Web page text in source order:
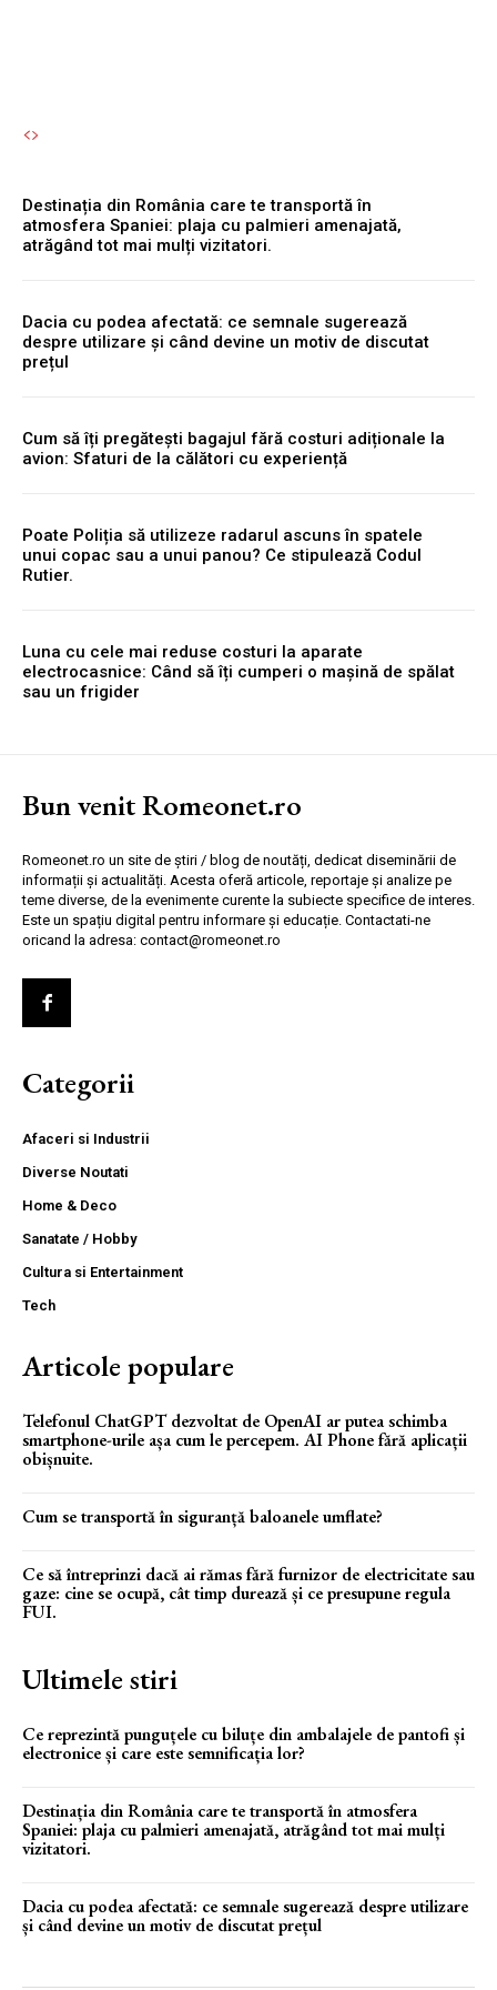
Destinația din România care te transportă în
atmosfera Spaniei: plaja cu palmieri amenajată,
atrăgând tot mai mulți vizitatori.
Dacia cu podea afectată: ce semnale sugerează
despre utilizare și când devine un motiv de discutat
prețul
Cum să îți pregătești bagajul fără costuri adiționale la
avion: Sfaturi de la călători cu experiență
Poate Poliția să utilizeze radarul ascuns în spatele
unui copac sau a unui panou? Ce stipulează Codul
Rutier.
Luna cu cele mai reduse costuri la aparate
electrocasnice: Când să îți cumperi o mașină de spălat
sau un frigider
Bun venit Romeonet.ro
Romeonet.ro un site de știri / blog de noutăți, dedicat diseminării de
informații și actualități. Acesta oferă articole, reportaje și analize pe
teme diverse, de la evenimente curente la subiecte specifice de interes.
Este un spațiu digital pentru informare și educație. Contactati-ne
oricand la adresa: contact@romeonet.ro
Categorii
Afaceri si Industrii
Diverse Noutati
Home & Deco
Sanatate / Hobby
Cultura si Entertainment
Tech
Articole populare
Telefonul ChatGPT dezvoltat de OpenAI ar putea schimba
smartphone-urile așa cum le percepem. AI Phone fără aplicații
obișnuite.
Cum se transportă în siguranță baloanele umflate?
Ce să întreprinzi dacă ai rămas fără furnizor de electricitate sau
gaze: cine se ocupă, cât timp durează și ce presupune regula
FUI.
Ultimele stiri
Ce reprezintă punguțele cu biluțe din ambalajele de pantofi și
electronice și care este semnificația lor?
Destinația din România care te transportă în atmosfera
Spaniei: plaja cu palmieri amenajată, atrăgând tot mai mulți
vizitatori.
Dacia cu podea afectată: ce semnale sugerează despre utilizare
și când devine un motiv de discutat prețul